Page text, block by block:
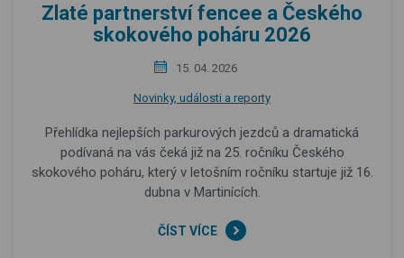
Zlaté partnerství fencee a Českého
skokového poháru 2026
15. 04. 2026
Novinky, události a reporty
Přehlídka nejlepších parkurových jezdců a dramatická
podívaná na vás čeká již na 25. ročníku Českého
skokového poháru, který v letošním ročníku startuje již 16.
dubna v Martinících.
ČÍST VÍCE